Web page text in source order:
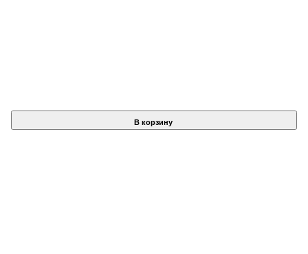
В корзину